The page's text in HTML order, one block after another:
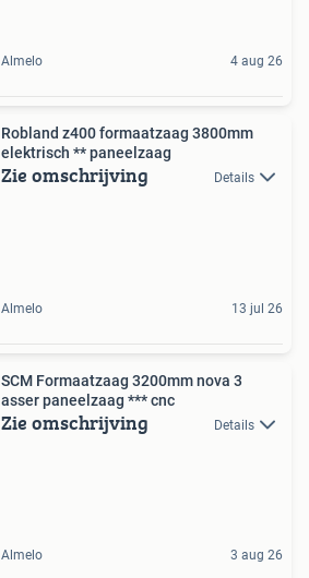
Almelo 4 aug 26
Robland z400 formaatzaag 3800mm
elektrisch ** paneelzaag
Zie omschrijving Details
Almelo 13 jul 26
SCM Formaatzaag 3200mm nova 3
asser paneelzaag *** cnc
Zie omschrijving Details
Almelo 3 aug 26